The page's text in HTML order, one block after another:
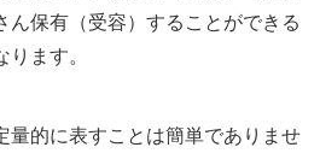
ん保有（受容）することができる
ます。
量的に表すことは簡単でありませ